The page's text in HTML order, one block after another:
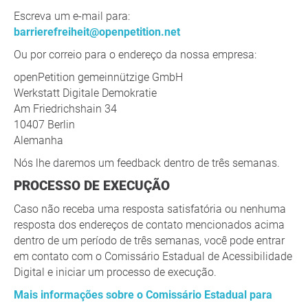
Escreva um e-mail para:
barrierefreiheit@openpetition.net
Ou por correio para o endereço da nossa empresa:
openPetition gemeinnützige GmbH
Werkstatt Digitale Demokratie
Am Friedrichshain 34
10407 Berlin
Alemanha
Nós lhe daremos um feedback dentro de três semanas.
PROCESSO DE EXECUÇÃO
Caso não receba uma resposta satisfatória ou nenhuma
resposta dos endereços de contato mencionados acima
dentro de um período de três semanas, você pode entrar
em contato com o Comissário Estadual de Acessibilidade
Digital e iniciar um processo de execução.
Mais informações sobre o Comissário Estadual para